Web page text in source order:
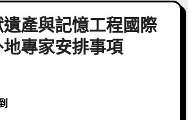
產與記憶工程國際
專家安排事項